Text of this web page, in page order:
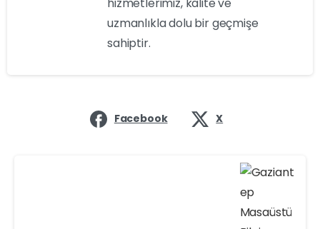
hizmetlerimiz, kalite ve
uzmanlıkla dolu bir geçmişe
sahiptir.
Facebook X